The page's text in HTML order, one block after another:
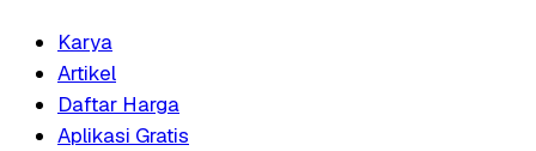
Karya
Artikel
Daftar Harga
Aplikasi Gratis